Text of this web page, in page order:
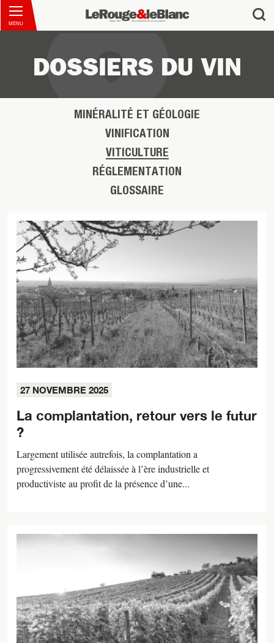
MENU
DOSSIERS DU VIN
MINÉRALITÉ ET GÉOLOGIE
VINIFICATION
VITICULTURE
RÉGLEMENTATION
GLOSSAIRE
27 NOVEMBRE 2025
La complantation, retour vers le futur
?
Largement utilisée autrefois, la complantation a
progressivement été délaissée à l’ère industrielle et
productiviste au profit de la présence d’une...